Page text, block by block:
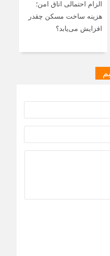
الزام احتمالی اتاق امن؛
هزینه ساخت مسکن چقدر
افزایش می‌یابد؟